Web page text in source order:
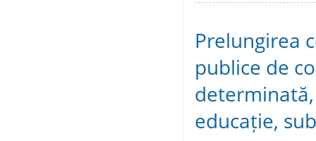
Prelungirea
publice de
educație,